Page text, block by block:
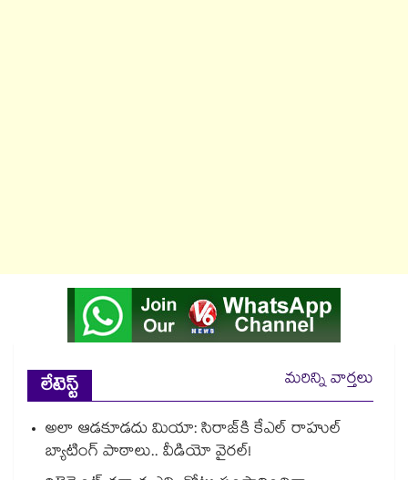
లేటెస్ట్
మరిన్ని వార్తలు
అలా ఆడకూడదు మియా: సిరాజ్‌కి కేఎల్ రాహుల్
బ్యాటింగ్ పాఠాలు.. వీడియో వైరల్!